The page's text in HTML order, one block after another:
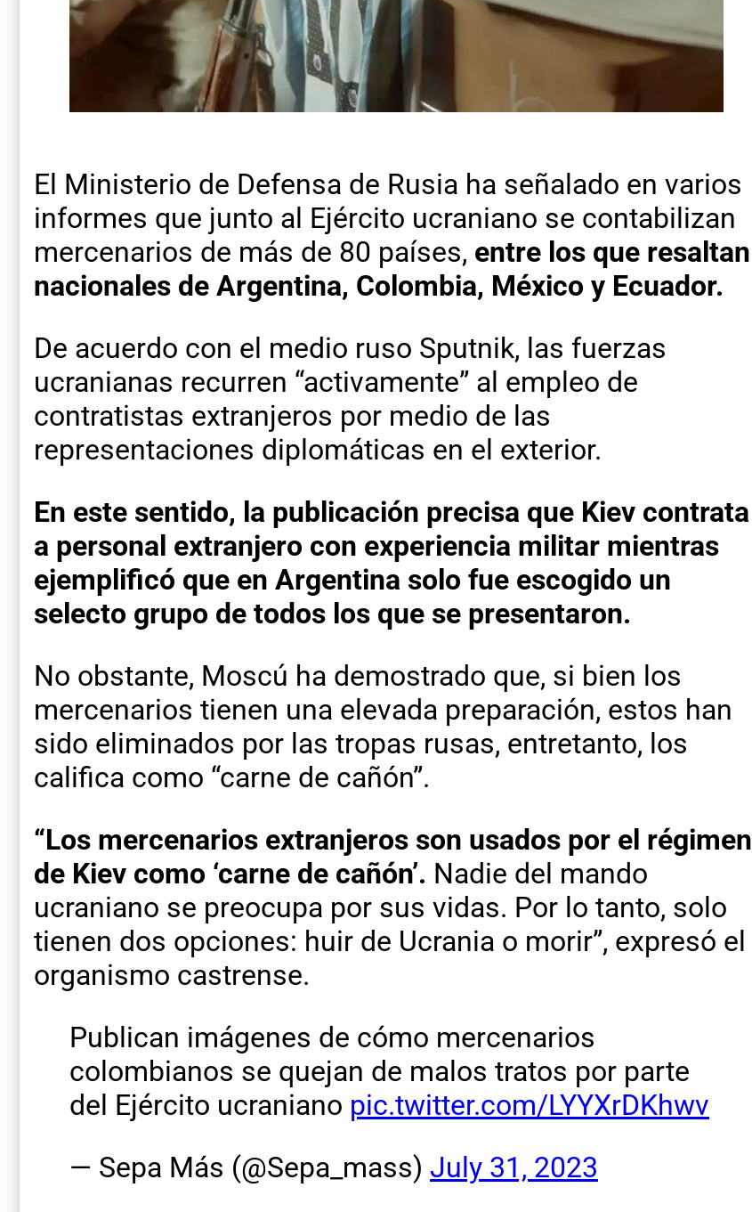
El Ministerio de Defensa de Rusia ha señalado en varios
informes que junto al Ejército ucraniano se contabilizan
mercenarios de más de 80 países, entre los que resaltan
nacionales de Argentina, Colombia, México y Ecuador.
De acuerdo con el medio ruso Sputnik, las fuerzas
ucranianas recurren “activamente” al empleo de
contratistas extranjeros por medio de las
representaciones diplomáticas en el exterior.
En este sentido, la publicación precisa que Kiev contrata
a personal extranjero con experiencia militar mientras
ejemplificó que en Argentina solo fue escogido un
selecto grupo de todos los que se presentaron.
No obstante, Moscú ha demostrado que, si bien los
mercenarios tienen una elevada preparación, estos han
sido eliminados por las tropas rusas, entretanto, los
califica como “carne de cañón”.
“Los mercenarios extranjeros son usados por el régimen
de Kiev como ‘carne de cañón’. Nadie del mando
ucraniano se preocupa por sus vidas. Por lo tanto, solo
tienen dos opciones: huir de Ucrania o morir”, expresó el
organismo castrense.
Publican imágenes de cómo mercenarios
colombianos se quejan de malos tratos por parte
del Ejército ucraniano pic.twitter.com/LYYXrDKhwv
— Sepa Más (@Sepa_mass) July 31, 2023